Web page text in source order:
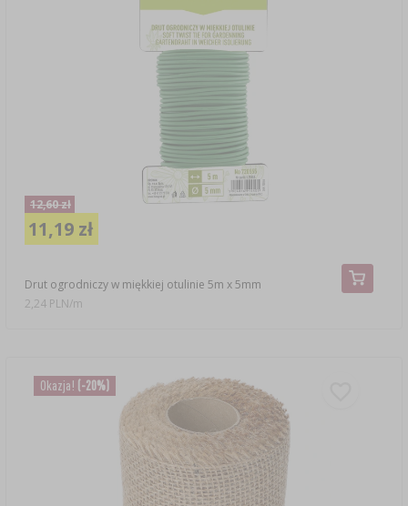
Drut ogrodniczy w miękkiej otulinie 5m x 5mm
12,60 zł
11,19 zł
2,24 PLN/m
Okazja! (-20%)